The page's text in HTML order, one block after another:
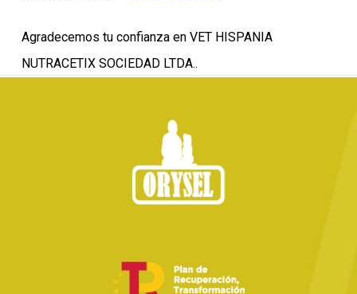
Agradecemos tu confianza en VET HISPANIA
NUTRACETIX SOCIEDAD LTDA..